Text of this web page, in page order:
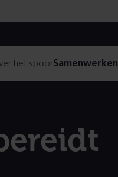
het spoorSamenwerken